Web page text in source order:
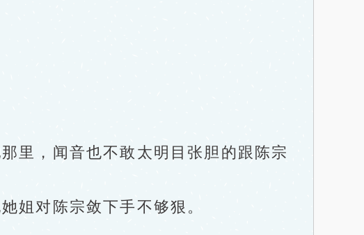
，闻音也不敢太明目张胆的跟陈宗
对陈宗敛下手不够狠。